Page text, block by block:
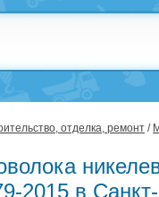
отделка, ремонт /
2015 в